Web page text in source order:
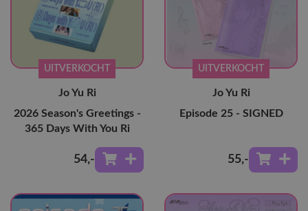
UITVERKOCHT
Jo Yu Ri
2026 Season's Greetings -
365 Days With You Ri
54,-
UITVERKOCHT
Jo Yu Ri
Episode 25 - SIGNED
55,-